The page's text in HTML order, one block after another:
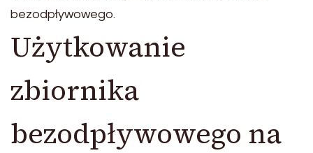
bezodpływowego.
Użytkowanie
zbiornika
bezodpływowego na